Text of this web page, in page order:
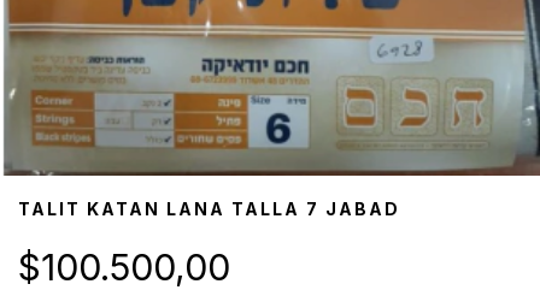
TALIT KATAN LANA TALLA 7 JABAD
$100.500,00